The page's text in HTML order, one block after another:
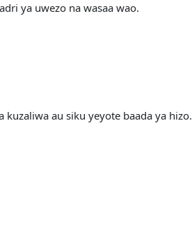
ya uwezo na wasaa wao.
au siku yeyote baada ya hizo.